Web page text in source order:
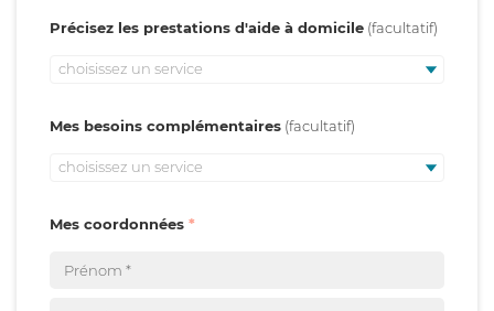
Précisez les prestations d'aide à domicile
choisissez un service
Mes besoins complémentaires
choisissez un service
Mes coordonnées